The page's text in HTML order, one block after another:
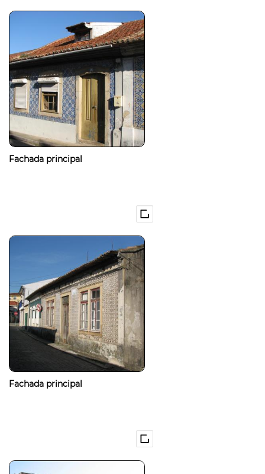
Fachada principal
Fachada principal